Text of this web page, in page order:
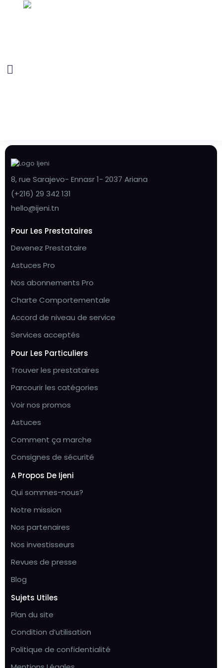
8, rue Sarajevo- Ennasr 1- 2037 Ariana
(+216) 29 342 131
hello@ijeni.tn
Pour Les Prestataires
Devenez Prestataire
Astuces Pro
Nos abonnements Pro
Charte Comportementale
Accord de niveau de service
Services acceptés
Pour Les Particuliers
Trouver les prestataires
Parcourir les catégories
Voir nos promos
Astuces
Comment ça marche
Consignes de sécurité
A Propos De Ijeni
Qui sommes-nous?
Notre mission
Nos partenaires
Nos investisseurs
Revues de presse
Blog
Sujets Utiles
Plan du site
Condition d’utilisation
Politique de confidentialité